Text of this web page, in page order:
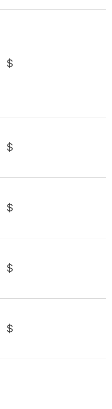
$
$
$
$
$